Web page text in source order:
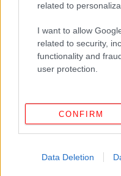
related to
I want to allow
related to security,
functionality and
user protection.
CONFIRM
Data Deletion
ΕΛΛΑΔΑ 09/04/2026 09:09
Πώς θα έρθει το
Ιεροσόλυμα -Ο υφ.
iefimerida το σχέδιο